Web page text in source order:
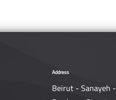
Address
Beirut - Sanayeh -